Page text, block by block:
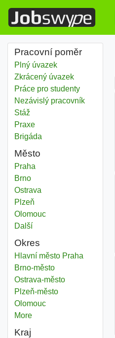
Pracovní poměr
Plný úvazek
Zkrácený úvazek
Práce pro studenty
Nezávislý pracovník
Stáž
Praxe
Brigáda
Město
Architecture
Praha
Architecture
Brno
Architecture
Ostrava
Architecture
Plzeň
Architecture
Olomouc
Dalšíměsta
Okres
Architecture
Hlavní město Praha
Architecture
Brno-městoOkres
Architecture
Ostrava-městoOkres
Architecture
Plzeň-městoOkres
Architecture
OlomoucOkres
Moredistricts
Kraj